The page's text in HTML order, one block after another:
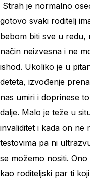
Strah je normalno
gotovo svaki roditelj
bebom biti sve u redu,
način neizvesna i ne
ishod. Ukoliko je u
deteta, izvođenje
nas umiri i doprinese
dalje. Malo je teže u
invaliditet i kada on ne
testovima pa ni
se možemo nositi.
kao roditeljski par ti